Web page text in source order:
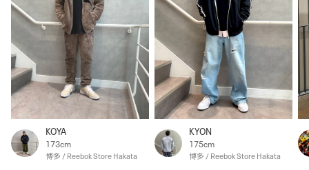
KOYA
173cm
博多 / Reebok Store Hakata
KYON
175cm
博多 / Reebok Store Hakata